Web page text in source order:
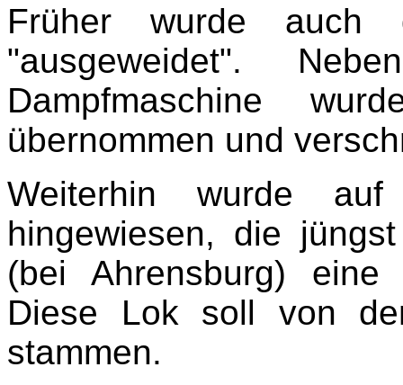
Früher wurde auch
"ausgeweidet".
Dampfmaschine
übernommen und
Weiterhin wurde
hingewiesen, die
(bei Ahrensburg) eine
Diese Lok soll von
stammen.